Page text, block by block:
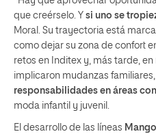
que creérselo. Y si uno se
Moral. Su trayectoria está
como dejar su zona de confort
retos en Inditex y, más tarde,
implicaron mudanzas
responsabilidades en áreas
moda infantil y juvenil.
El desarrollo de las líneas